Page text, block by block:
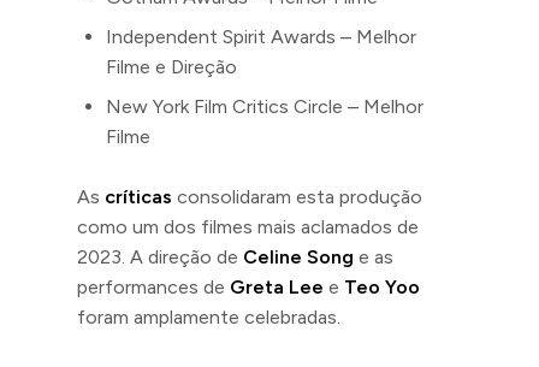
Independent Spirit Awards – Melhor
Filme e Direção
New York Film Critics Circle – Melhor
Filme
As críticas consolidaram esta produção
como um dos filmes mais aclamados de
2023. A direção de Celine Song e as
performances de Greta Lee e Teo Yoo
foram amplamente celebradas.